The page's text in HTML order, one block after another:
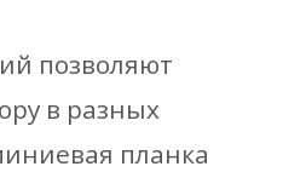
позволяют
в разных
планка